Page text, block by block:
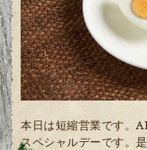
本日は短縮営業です。
スペシャルデーです。